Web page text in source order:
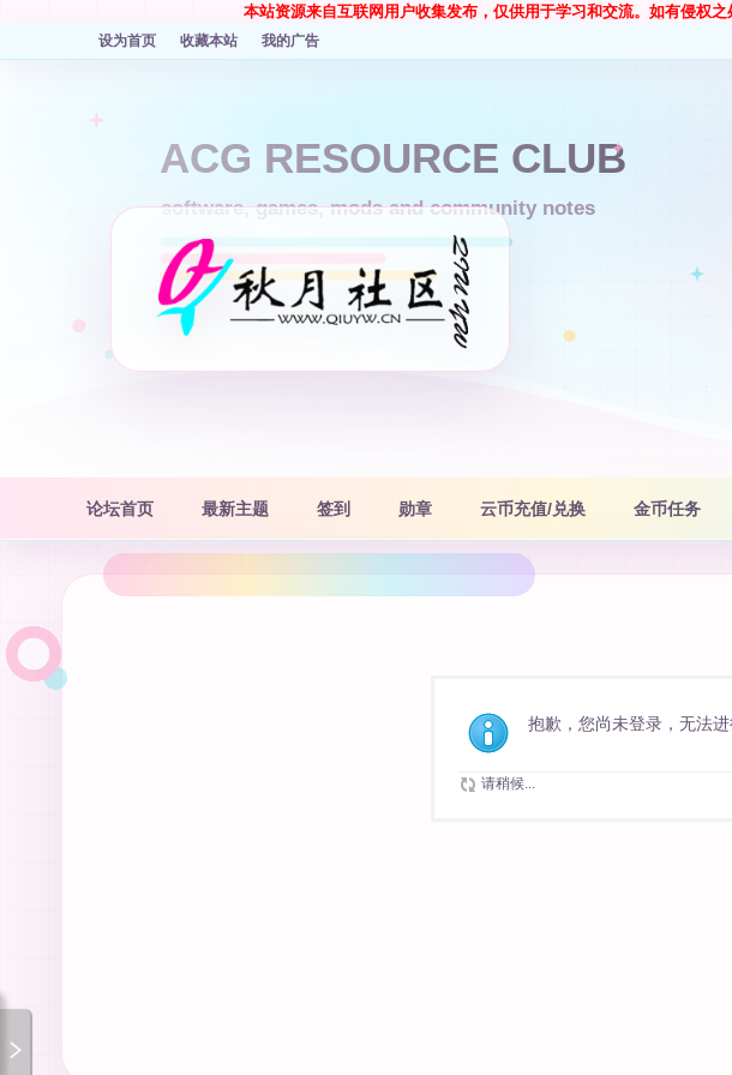
本站资源来自互联网用户收集发布，仅供用于学习和交流。如有侵权
设为首页 收藏本站 我的广告
论坛首页 最新主题 签到 勋章 云币充值/兑换 金币任务
抱歉，您尚未登录，无法
请稍候...